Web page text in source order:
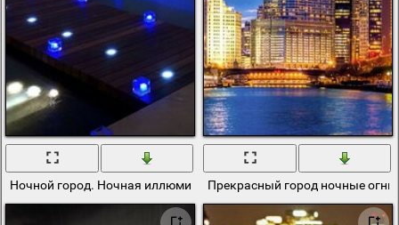
Ночной город. Ночная иллюминация. Мост с подсветкой
Прекрасный город ночные огни